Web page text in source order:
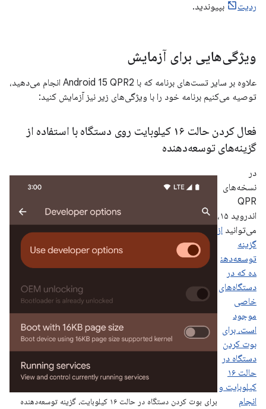
ردیت بپیوندید.
ویژگی‌هایی برای آزمایش
علاوه بر سایر تست‌های برنامه که با Android 15 QPR2 انجام می‌دهید،
توصیه می‌کنیم برنامه خود را با ویژگی‌های زیر نیز آزمایش کنید:
فعال کردن حالت ۱۶ کیلوبایت روی دستگاه با استفاده از
گزینه‌های توسعه‌دهنده
برای بوت کردن دستگاه در حالت ۱۶ کیلوبایت، گزینه توسعه‌دهنده
در
نسخه‌های
QPR
اندروید ۱۵،
می‌توانید از
گزینه
توسعه‌دهن
ده که در
دستگاه‌های
خاصی
موجود
است، برای
بوت کردن
دستگاه در
حالت ۱۶
کیلوبایت و
انجام